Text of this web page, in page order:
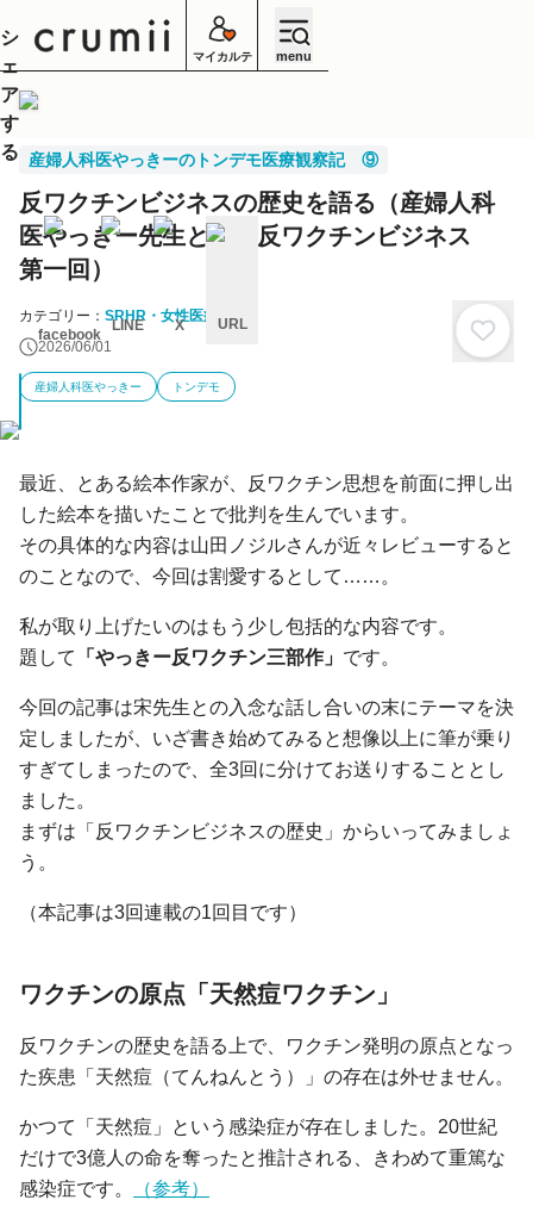
マイカルテ menu
産婦人科医やっきーのトンデモ医療観察記 ⑨
反ワクチンビジネスの歴史を語る（産婦人科
医やっきー先生と知る反ワクチンビジネス
第一回）
カテゴリー： SRHR・女性医療
2026/06/01
産婦人科医やっきー トンデモ
最近、とある絵本作家が、反ワクチン思想を前面に押し出
した絵本を描いたことで批判を生んでいます。
その具体的な内容は山田ノジルさんが近々レビューすると
のことなので、今回は割愛するとして……。
私が取り上げたいのはもう少し包括的な内容です。
題して
「やっきー反ワクチン三部作」 です。
今回の記事は宋先生との入念な話し合いの末にテーマを決
定しましたが、いざ書き始めてみると想像以上に筆が乗り
すぎてしまったので、全3回に分けてお送りすることとし
ました。
まずは「反ワクチンビジネスの歴史」からいってみましょ
う。
（本記事は3回連載の1回目です）
ワクチンの原点「天然痘ワクチン」
反ワクチンの歴史を語る上で、ワクチン発明の原点となっ
た疾患「天然痘（てんねんとう）」の存在は外せません。
かつて「天然痘」という感染症が存在しました。20世紀
だけで3億人の命を奪ったと推計される、きわめて重篤な
感染症です。
（参考）
シ
ェ
ア
す
る
facebook
LINE X URL
キ
ャ
ン
セ
ル